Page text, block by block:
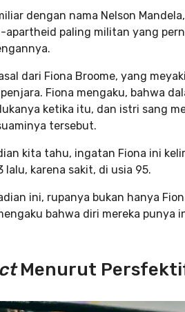
dengan nama Nelson
paling militan yang
dari Fiona Broome, yang
Fiona mengaku, bahwa
ketika itu, dan istri sang
tersebut.
kita tahu, ingatan Fiona ini
lalu, karena sakit, di usia 95.
ini, rupanya bukan hanya
bahwa diri mereka punya
Menurut